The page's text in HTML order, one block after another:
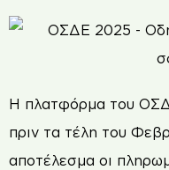
Η πλατφόρμα του
πριν τα τέλη του
αποτέλεσμα οι